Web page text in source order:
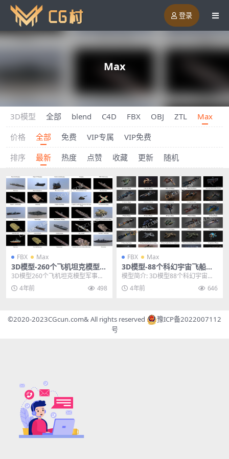
登录
Max
3D模型 全部 blend C4D FBX OBJ ZTL Max
价格
全部 免费 VIP专属
VIP免费
排序
最新 热度 点赞 收藏 更新 随机
FBX Max
3D模型-260个飞机坦克模型军
事装备武器军舰3D模型FBX M
3D模型260个飞机坦克模型军事装
备武器军舰3D模型FBX MAX 其他
推荐: ...
4年前 498
FBX Max
3D模型-88个科幻宇宙飞船模
型飞行器外星战舰模型FBX M
模型简介: 3D模型88个科幻宇宙飞
船模型飞行器外星战舰模型FBX MA
X，《8...
4年前 646
©2020-2023CGcun.com& All rights reserved
豫ICP备2022007112
号